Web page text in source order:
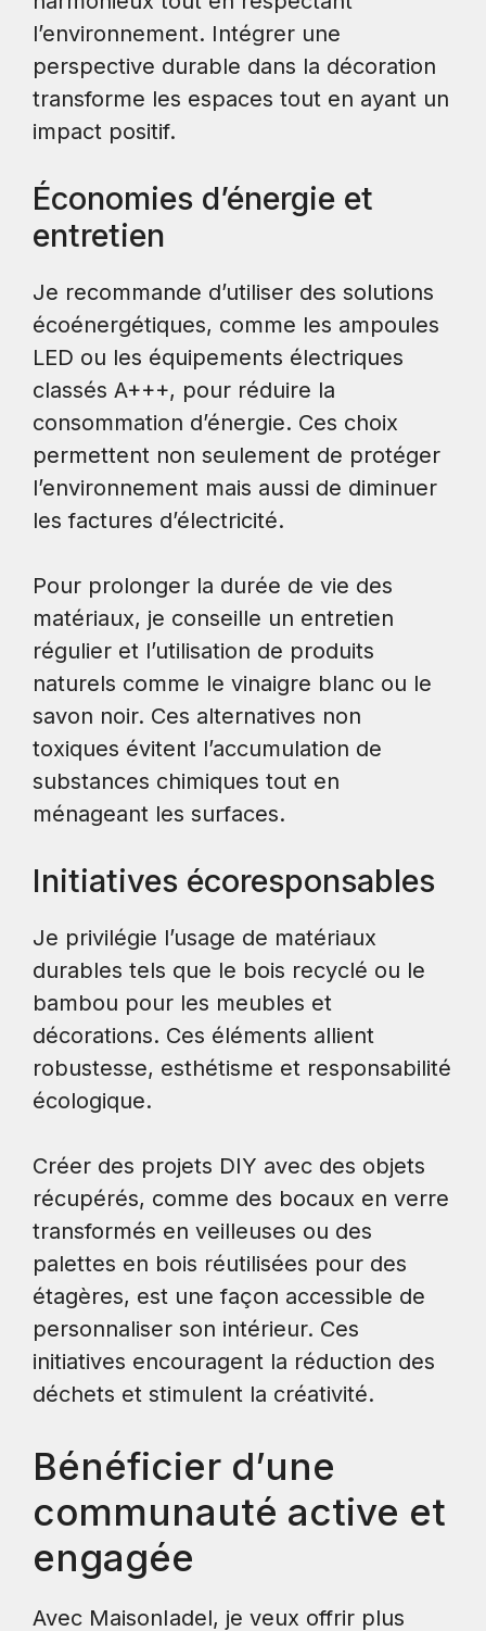
l’environnement. Intégrer une
perspective durable dans la décoration
transforme les espaces tout en ayant un
impact positif.
Économies d’énergie et
entretien
Je recommande d’utiliser des solutions
écoénergétiques, comme les ampoules
LED ou les équipements électriques
classés A+++, pour réduire la
consommation d’énergie. Ces choix
permettent non seulement de protéger
l’environnement mais aussi de diminuer
les factures d’électricité.
Pour prolonger la durée de vie des
matériaux, je conseille un entretien
régulier et l’utilisation de produits
naturels comme le vinaigre blanc ou le
savon noir. Ces alternatives non
toxiques évitent l’accumulation de
substances chimiques tout en
ménageant les surfaces.
Initiatives écoresponsables
Je privilégie l’usage de matériaux
durables tels que le bois recyclé ou le
bambou pour les meubles et
décorations. Ces éléments allient
robustesse, esthétisme et responsabilité
écologique.
Créer des projets DIY avec des objets
récupérés, comme des bocaux en verre
transformés en veilleuses ou des
palettes en bois réutilisées pour des
étagères, est une façon accessible de
personnaliser son intérieur. Ces
initiatives encouragent la réduction des
déchets et stimulent la créativité.
Bénéficier d’une
communauté active et
engagée
Avec MaisonIadel, je veux offrir plus